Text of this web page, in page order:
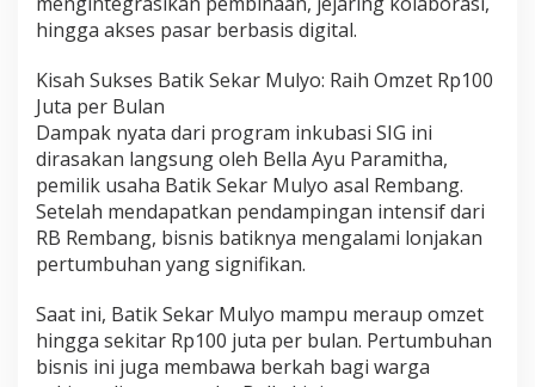
hingga akses pasar berbasis digital.
Kisah Sukses Batik Sekar Mulyo: Raih Omzet Rp100
Juta per Bulan
Dampak nyata dari program inkubasi SIG ini
dirasakan langsung oleh Bella Ayu Paramitha,
pemilik usaha Batik Sekar Mulyo asal Rembang.
Setelah mendapatkan pendampingan intensif dari
RB Rembang, bisnis batiknya mengalami lonjakan
pertumbuhan yang signifikan.
Saat ini, Batik Sekar Mulyo mampu meraup omzet
hingga sekitar Rp100 juta per bulan. Pertumbuhan
bisnis ini juga membawa berkah bagi warga